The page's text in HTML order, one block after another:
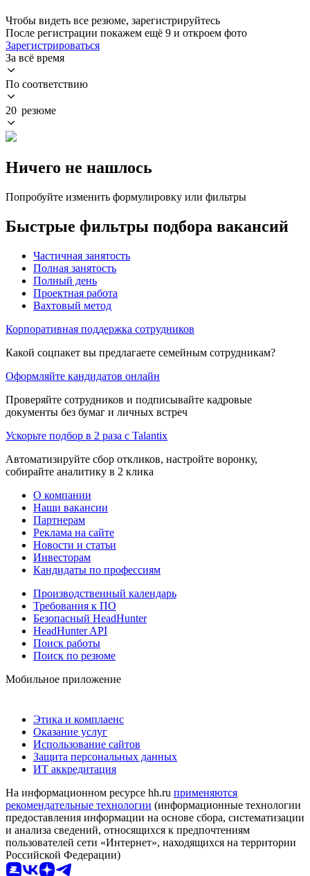
Чтобы видеть все резюме, зарегистрируйтесь
После регистрации покажем ещё 9 и откроем фото
Зарегистрироваться
За всё время
По соответствию
20 резюме
Ничего не нашлось
Попробуйте изменить формулировку или фильтры
Быстрые фильтры подбора вакансий
Частичная занятость
Полная занятость
Полный день
Проектная работа
Вахтовый метод
Корпоративная поддержка сотрудников
Какой соцпакет вы предлагаете семейным сотрудникам?
Оформляйте кандидатов онлайн
Проверяйте сотрудников и подписывайте кадровые
документы без бумаг и личных встреч
Ускорьте подбор в 2 раза с Talantix
Автоматизируйте сбор откликов, настройте воронку,
собирайте аналитику в 2 клика
О компании
Наши вакансии
Партнерам
Реклама на сайте
Новости и статьи
Инвесторам
Кандидаты по профессиям
Производственный календарь
Требования к ПО
Безопасный HeadHunter
HeadHunter API
Поиск работы
Поиск по резюме
Мобильное приложение
Этика и комплаенс
Оказание услуг
Использование сайтов
Защита персональных данных
ИТ аккредитация
На информационном ресурсе hh.ru применяются
рекомендательные технологии (информационные технологии
предоставления информации на основе сбора, систематизации
и анализа сведений, относящихся к предпочтениям
пользователей сети «Интернет», находящихся на территории
Российской Федерации)